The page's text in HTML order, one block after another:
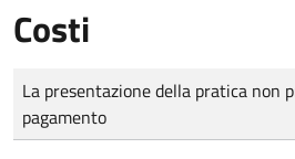
Costi
Tipo di pagamento
Importo
La presentazione della pratica non
pagamento